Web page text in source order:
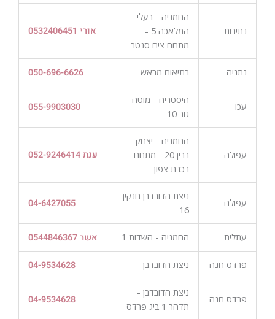
נתיבות
החמניה - בעלי
המלאכה 5 -
מתחם צים סנטר
אורי 0532406451
נתניה בתיאום מראש 050-696-6626
עכו
היסטריה - מוטה
גור 10
055-9903030
עפולה
החמניה - יצחק
רבין 20 - מתחם
רכבת צפון
ענת 052-9246414
עפולה
ניצת הדובדבן חנקין
16
04-6427055
עתלית החמניה - השדות 1 אשר 0544846367
פרדס חנה ניצת הדובדבן 04-9534628
פרדס חנה
ניצת הדובדבן -
תדהר 1 ביג פרדס
04-9534628